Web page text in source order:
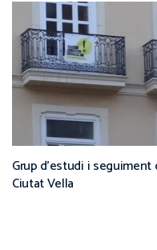
Grup d’estudi i
Ciutat Vella